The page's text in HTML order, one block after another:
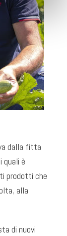
dalla fitta
quali è
prodotti che
alla
di nuovi